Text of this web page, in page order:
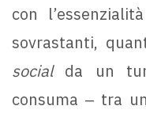
con
sovrastanti,
socialda un
consuma ‒ tra